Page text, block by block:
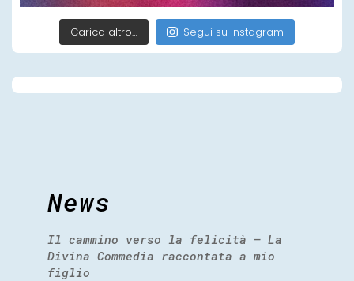
Carica altro… Segui su Instagram
News
Il cammino verso la felicità – La
Divina Commedia raccontata a mio
figlio